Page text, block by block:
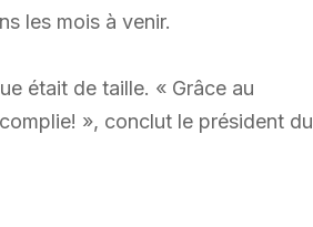
les mois à venir.
était de taille. « Grâce au
», conclut le président du